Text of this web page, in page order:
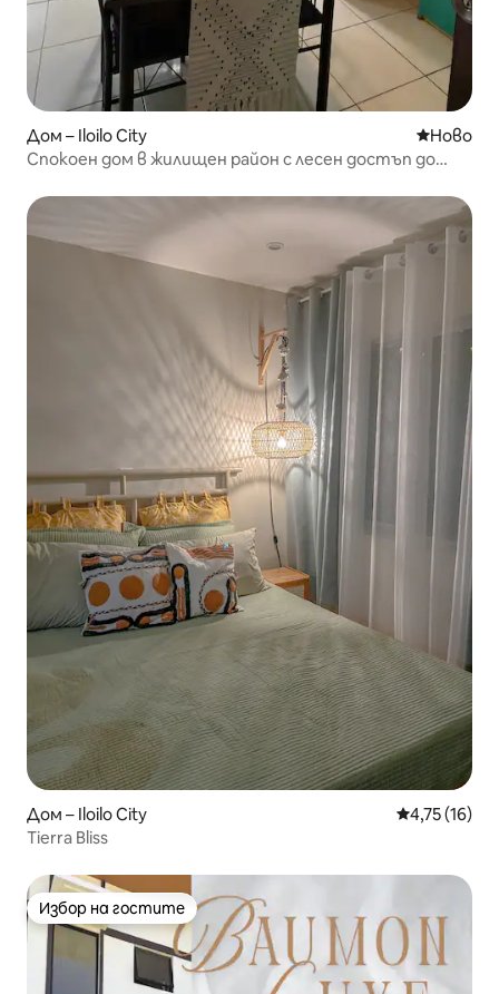
Дом – Iloilo City Ново
Ново
Спокоен дом в жилищен район с лесен достъп до
Дом – Iloilo City Средна
4,75 (16)
Tierra Bliss
Избор на гостите
Избор на гостите